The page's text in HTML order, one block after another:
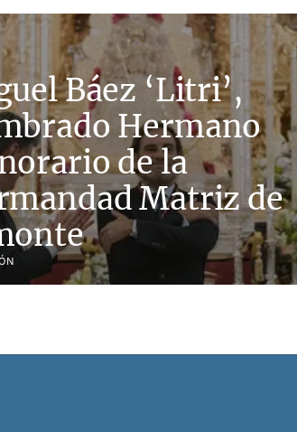
Báez ‘Litri’,
Hermano
de la
Matriz de